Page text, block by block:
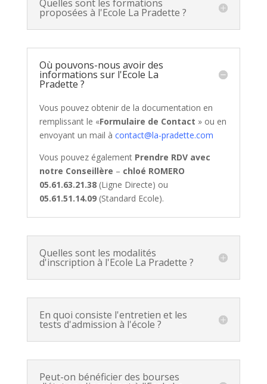
Quelles sont les formations
proposées à l'Ecole La Pradette ?
Où pouvons-nous avoir des
informations sur l'Ecole La
Pradette ?
Vous pouvez obtenir de la documentation en
remplissant le «Formulaire de Contact » ou en
envoyant un mail à contact@la-pradette.com
Vous pouvez également Prendre RDV avec
notre Conseillère – chloé ROMERO
05.61.63.21.38(Ligne Directe) ou
05.61.51.14.09(Standard Ecole).
Quelles sont les modalités
d'inscription à l'Ecole La Pradette ?
En quoi consiste l'entretien et les
tests d'admission à l'école ?
Peut-on bénéficier des bourses